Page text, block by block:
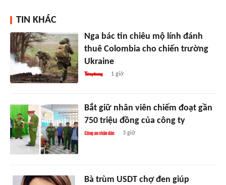
TIN KHÁC
Nga bác tin chiêu mộ lính đánh
thuê Colombia cho chiến trường
Ukraine
1 giờ
Bắt giữ nhân viên chiếm đoạt gần
750 triệu đồng của công ty
3 giờ
Bà trùm USDT chợ đen giúp